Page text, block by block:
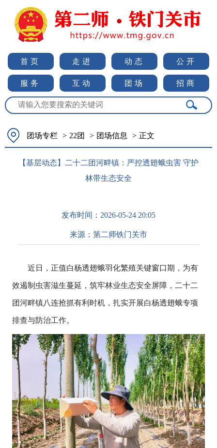
首页 走进 动态 公开
服务 互动 团场 招商
团场专栏 > 22团 > 团场信息 > 正文
【基层动态】二十二团河畔镇：严控透翅蛾虫害 守护
林带生态安全
发布时间： 2026-05-24 20:05
来源： 第二师铁门关市
近日，正值白杨透翅蛾羽化繁殖关键窗口期，为有
效遏制虫害滋生蔓延，筑牢林业生态安全屏障，二十二
团河畔镇八连抢抓有利时机，扎实开展白杨透翅蛾专项
排查与防治工作。